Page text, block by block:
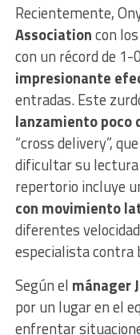
Recientemente,
Associationcon
con un récord de 1-
impresionante
entradas. Este
lanzamiento poco
“cross delivery”,
dificultar su lectura
repertorio incluye
con movimiento
diferentes
especialista contra
Según el mánager
por un lugar en el
enfrentar